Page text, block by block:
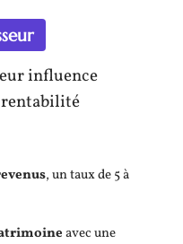
influence
, un taux de 5 à
avec une